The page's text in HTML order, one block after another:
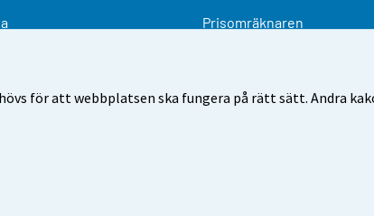
för att webbplatsen ska fungera på rätt sätt. Andra
Prisomräknaren